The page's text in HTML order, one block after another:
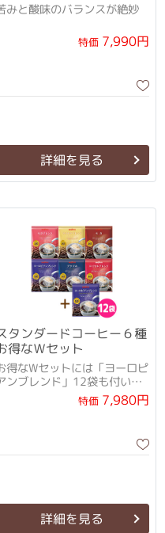
みと酸味のバランスが絶妙
特価7,990円
詳細を見る
タンダードコーヒー６種
得なＷセット
得なWセットには「ヨーロピ
ンブレンド」12袋も付い
て、さらにお得！特価7,980円
詳細を見る